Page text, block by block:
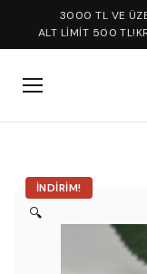
3000 TL VE
ALT LİMİT 500 TL!
İNDIRIM!
🔍